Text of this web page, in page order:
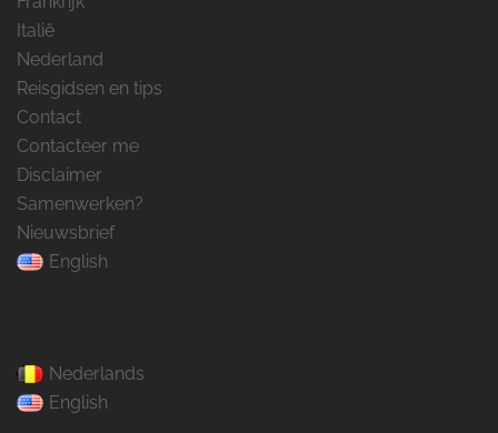
Italië
Nederland
Reisgidsen en tips
Contact
Contacteer me
Disclaimer
Samenwerken?
Nieuwsbrief
English
Nederlands
English